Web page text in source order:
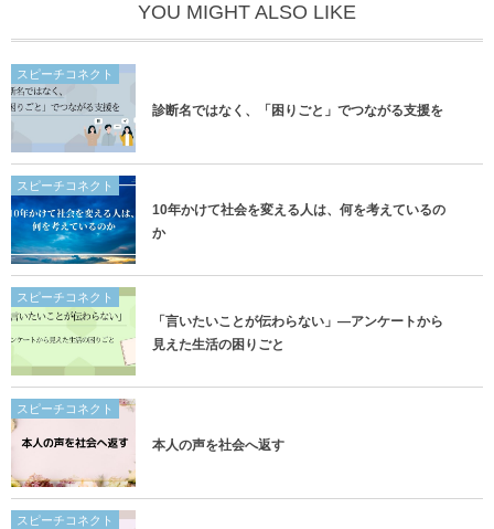
YOU MIGHT ALSO LIKE
スピーチコネクト
診断名ではなく、「困りごと」でつながる支援を
スピーチコネクト
10年かけて社会を変える人は、何を考えているの
か
スピーチコネクト
「言いたいことが伝わらない」―アンケートから
見えた生活の困りごと
スピーチコネクト
本人の声を社会へ返す
スピーチコネクト